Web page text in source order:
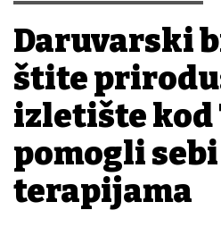
Daruvarski
štite
izletište kod
pomogli
terapijama